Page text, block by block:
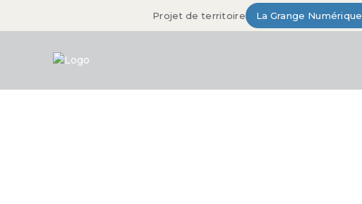
Projet de territoire La Grange Numérique